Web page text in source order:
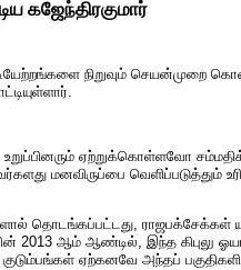
கஜேந்திரகுமார்
நிறுவும் செயன்முறை
ஏற்றுக்கொள்ளவோ
மனவிருப்பை
தொடங்கப்பட்டது,
2013 ஆம் ஆண்டில், இந்த கிபுலு
ஏற்கனவே அந்தப்